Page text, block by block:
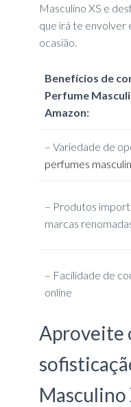
Masculino XS e
que irá te envolver
ocasião.
Benefícios de
Perfume
Amazon:
– Variedade de
perfumes
– Produtos
marcas
– Facilidade de
online
Aproveite
Masculino